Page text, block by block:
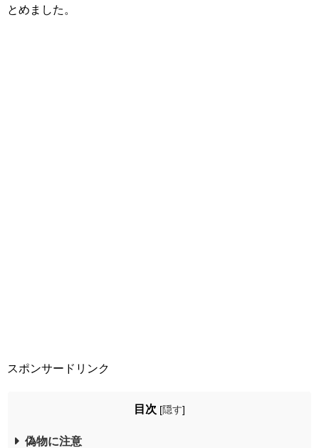
とめました。
スポンサードリンク
目次 [隠す]
偽物に注意